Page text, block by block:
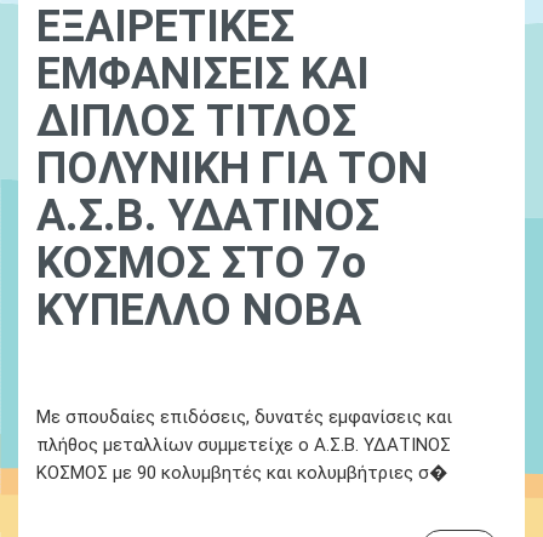
ΕΞΑΙΡΕΤΙΚΕΣ
ΕΜΦΑΝΙΣΕΙΣ ΚΑΙ
ΔΙΠΛΟΣ ΤΙΤΛΟΣ
ΠΟΛΥΝΙΚΗ ΓΙΑ ΤΟΝ
Α.Σ.Β. ΥΔΑΤΙΝΟΣ
ΚΟΣΜΟΣ ΣΤΟ 7ο
ΚΥΠΕΛΛΟ ΝΟΒΑ
Με σπουδαίες επιδόσεις, δυνατές εμφανίσεις και
πλήθος μεταλλίων συμμετείχε ο Α.Σ.Β. ΥΔΑΤΙΝΟΣ
ΚΟΣΜΟΣ με 90 κολυμβητές και κολυμβήτριες σ�